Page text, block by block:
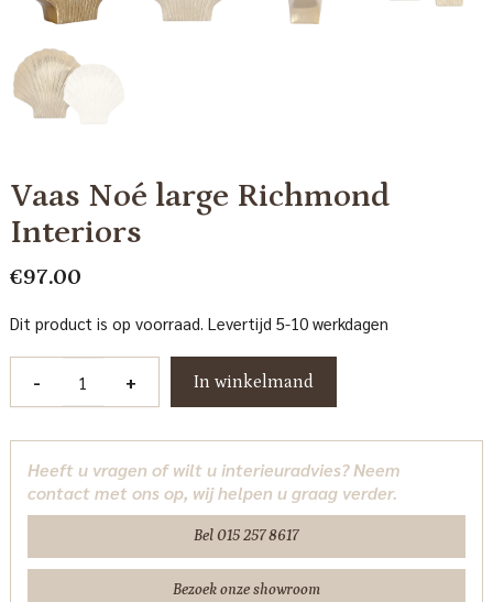
Vaas Noé large Richmond
Interiors
€97.00
Dit product is op voorraad. Levertijd 5-10 werkdagen
-
Richmond
Interiors
aantal
+ In winkelmand
Heeft u vragen of wilt u interieuradvies? Neem
contact met ons op, wij helpen u graag verder.
Bel 015 257 8617
Bezoek onze showroom